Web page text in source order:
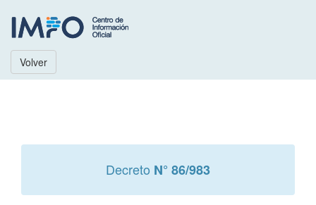
Volver
Decreto N° 86/983